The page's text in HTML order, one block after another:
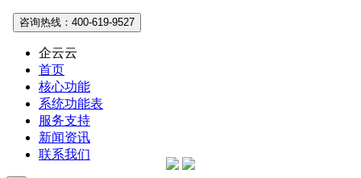
咨询热线：400-619-9527
企云云
首页
核心功能
系统功能表
服务支持
新闻资讯
联系我们